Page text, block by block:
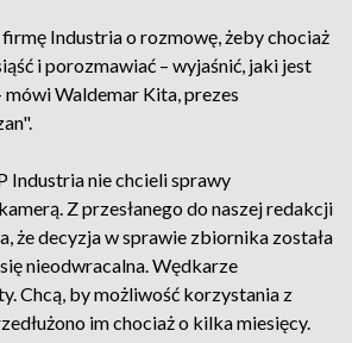
firmę Industria o rozmowę, żeby chociaż
i porozmawiać – wyjaśnić, jaki jest
Waldemar Kita, prezes
Industria nie chcieli sprawy
Z przesłanego do naszej redakcji
że decyzja w sprawie zbiornika została
nieodwracalna. Wędkarze
Chcą, by możliwość korzystania z
im chociaż o kilka miesięcy.